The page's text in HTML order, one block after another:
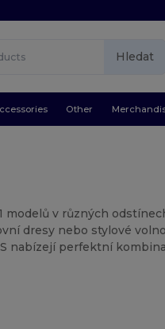
Hledat
Other
v různých
dresy nebo stylové
nabízejí perfektní